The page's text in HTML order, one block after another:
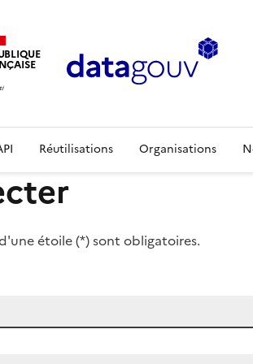
Réutilisations Organisations
étoile (*) sont obligatoires.